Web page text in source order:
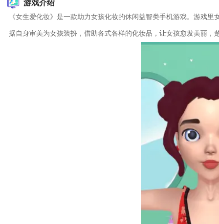
游戏介绍
《女生爱化妆》是一款助力女孩化妆的休闲益智类手机游戏。游戏
据自身审美为女孩装扮，借助各式各样的化妆品，让女孩愈发美丽，